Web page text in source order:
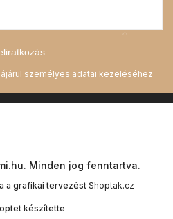
készítette
. Minden jog fenntartva.
a grafikai tervezést Shoptak.cz